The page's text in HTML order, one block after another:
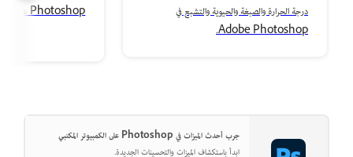
درجة الحرارة والصبغة والحيوية والتشبع في
Adobe Photoshop.
Photoshop على الكمبيوتر المكتبي.
جرب أحدث الميزات في Photoshop على الكمبيوتر المكتبي
ابدأ باستكشاف الميزات والتحسينات الجديدة.